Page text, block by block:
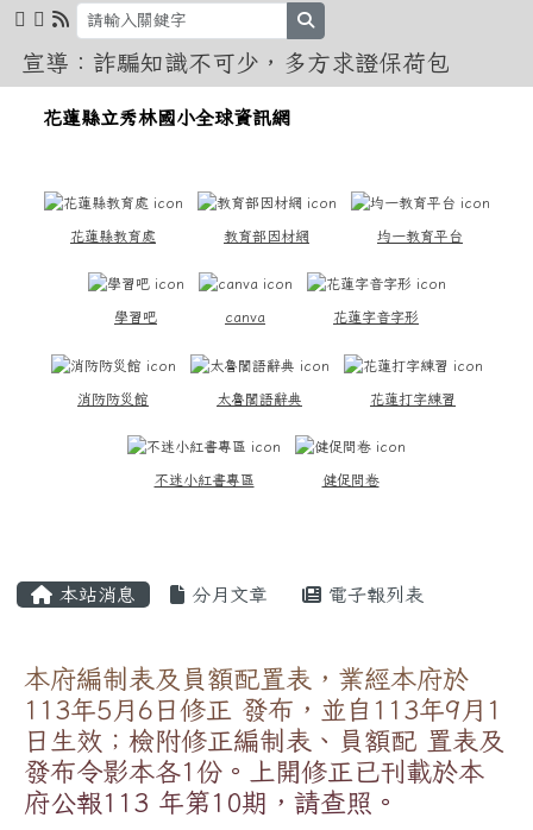
跳至主內容區
花蓮縣立秀林國小全球資訊網
宣導：詐騙知識不可少，多方求證保荷包
導覽列花蓮縣立秀林國小全球資訊網
花蓮縣教育處 教育部因材網 均一教育平台
學習吧 canva 花蓮字音字形
消防防災館 太魯閣語辭典 花蓮打字練習
不迷小紅書專區 健促問卷
本站消息 分月文章 電子報列表
本府編制表及員額配置表，業經本府於
113年5月6日修正 發布，並自113年9月1
日生效；檢附修正編制表、員額配 置表及
發布令影本各1份。上開修正已刊載於本
府公報113 年第10期，請查照。